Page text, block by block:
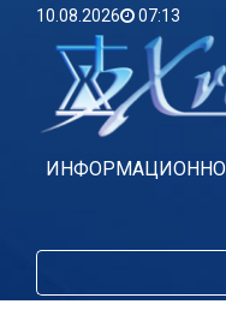
10.08.2026 07:13